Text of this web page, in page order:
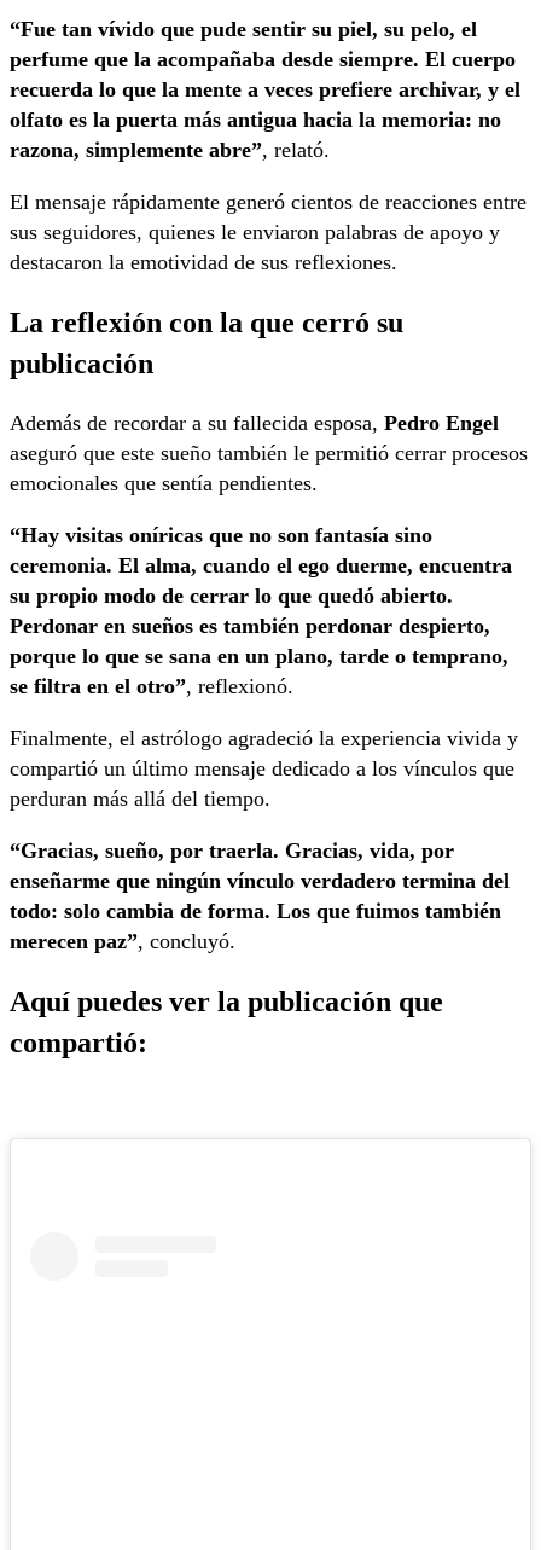
“Fue tan vívido que pude sentir su piel, su pelo, el
perfume que la acompañaba desde siempre. El cuerpo
recuerda lo que la mente a veces prefiere archivar, y el
olfato es la puerta más antigua hacia la memoria: no
razona, simplemente abre”, relató.
El mensaje rápidamente generó cientos de reacciones entre
sus seguidores, quienes le enviaron palabras de apoyo y
destacaron la emotividad de sus reflexiones.
La reflexión con la que cerró su
publicación
Además de recordar a su fallecida esposa, Pedro Engel
aseguró que este sueño también le permitió cerrar procesos
emocionales que sentía pendientes.
“Hay visitas oníricas que no son fantasía sino
ceremonia. El alma, cuando el ego duerme, encuentra
su propio modo de cerrar lo que quedó abierto.
Perdonar en sueños es también perdonar despierto,
porque lo que se sana en un plano, tarde o temprano,
se filtra en el otro”, reflexionó.
Finalmente, el astrólogo agradeció la experiencia vivida y
compartió un último mensaje dedicado a los vínculos que
perduran más allá del tiempo.
“Gracias, sueño, por traerla. Gracias, vida, por
enseñarme que ningún vínculo verdadero termina del
todo: solo cambia de forma. Los que fuimos también
merecen paz”, concluyó.
Aquí puedes ver la publicación que
compartió: